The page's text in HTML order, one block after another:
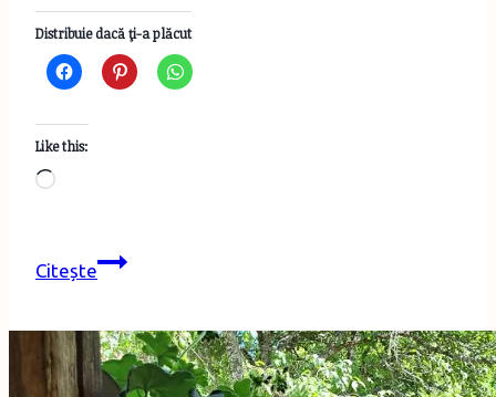
Distribuie dacă ţi-a plăcut
Like this:
Loading…
CiteșteTurist
pe
urmele